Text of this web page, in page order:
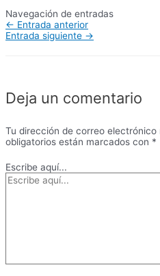
Navegación de entradas
← Entrada anterior
Entrada siguiente →
Deja un comentario
Tu dirección de correo electrónico
obligatorios están marcados con *
Escribe aquí...